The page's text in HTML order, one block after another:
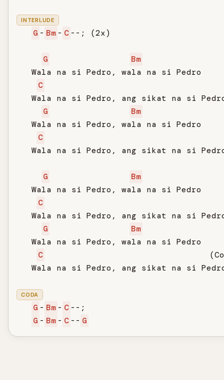
INTERLUDE
G - Bm - C --; (2x)
G
Bm
   Wala na si Pedro, wala na si Pedro
C
Wala na si Pedro, ang sikat na si
G
Bm
   Wala na si Pedro, wala na si Pedro
C
Wala na si Pedro, ang sikat na si
G
Bm
   Wala na si Pedro, wala na si Pedro
C
Wala na si Pedro, ang sikat na si
G
Bm
   Wala na si Pedro, wala na si Pedro
C
Wala na si Pedro, ang sikat na si
CODA
G - Bm - C --;
G - Bm - C -- G